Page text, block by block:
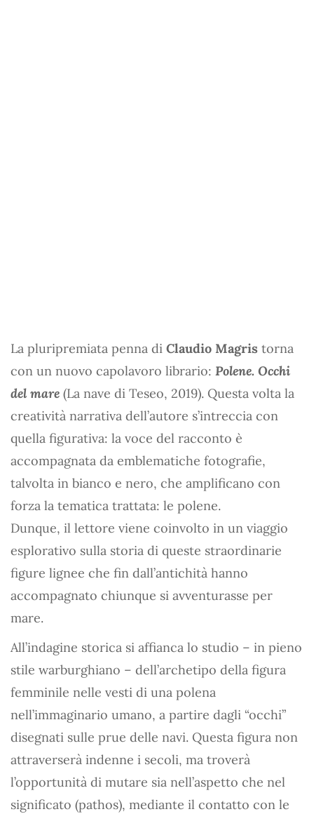
La pluripremiata penna di Claudio Magris torna
con un nuovo capolavoro librario: Polene. Occhi
del mare (La nave di Teseo, 2019). Questa volta la
creatività narrativa dell’autore s’intreccia con
quella figurativa: la voce del racconto è
accompagnata da emblematiche fotografie,
talvolta in bianco e nero, che amplificano con
forza la tematica trattata: le polene.
Dunque, il lettore viene coinvolto in un viaggio
esplorativo sulla storia di queste straordinarie
figure lignee che fin dall’antichità hanno
accompagnato chiunque si avventurasse per
mare.
All’indagine storica si affianca lo studio – in pieno
stile warburghiano – dell’archetipo della figura
femminile nelle vesti di una polena
nell’immaginario umano, a partire dagli “occhi”
disegnati sulle prue delle navi. Questa figura non
attraverserà indenne i secoli, ma troverà
l’opportunità di mutare sia nell’aspetto che nel
significato (pathos), mediante il contatto con le